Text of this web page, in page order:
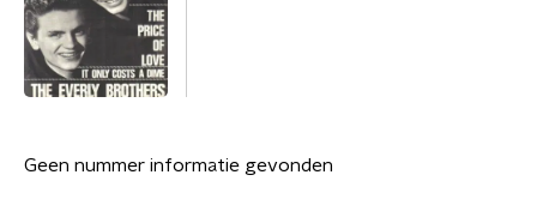
Geen nummer informatie gevonden